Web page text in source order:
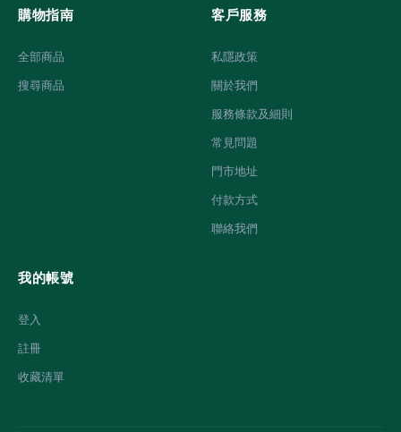
購物指南
全部商品
搜尋商品
客戶服務
私隱政策
關於我們
服務條款及細則
常見問題
門市地址
付款方式
聯絡我們
我的帳號
登入
註冊
收藏清單